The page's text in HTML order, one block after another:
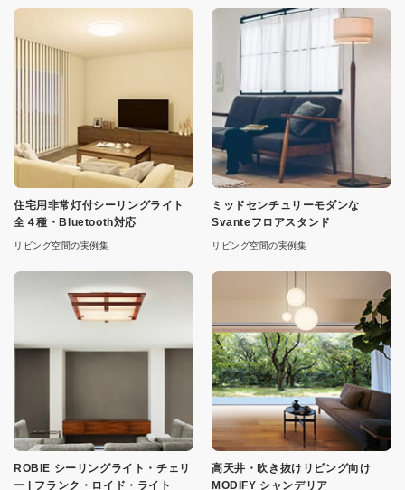
住宅用非常灯付シーリングライト
全４種・Bluetooth対応
リビング空間の実例集
ミッドセンチュリーモダンな
Svanteフロアスタンド
リビング空間の実例集
ROBIE シーリングライト・チェリ
ー | フランク・ロイド・ライト
高天井・吹き抜けリビング向け
MODIFY シャンデリア